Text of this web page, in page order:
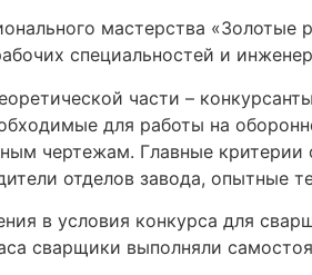
мастерства
специальностей и
части –
для работы на
чертежам. Главные
отделов завода, опытные
в условия конкурса для
сварщики выполняли